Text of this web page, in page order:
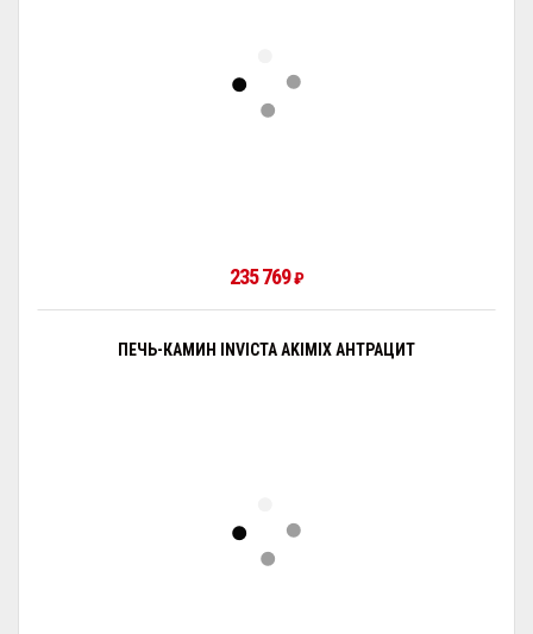
235 769₽
ПЕЧЬ-КАМИН INVICTA AKIMIX АНТРАЦИТ